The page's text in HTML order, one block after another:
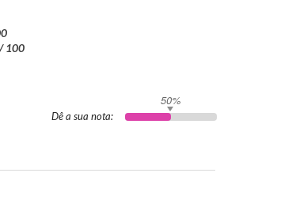
100
Dê a sua nota:
50%